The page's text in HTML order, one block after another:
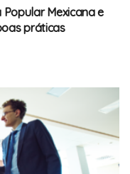
Mexicana e
práticas